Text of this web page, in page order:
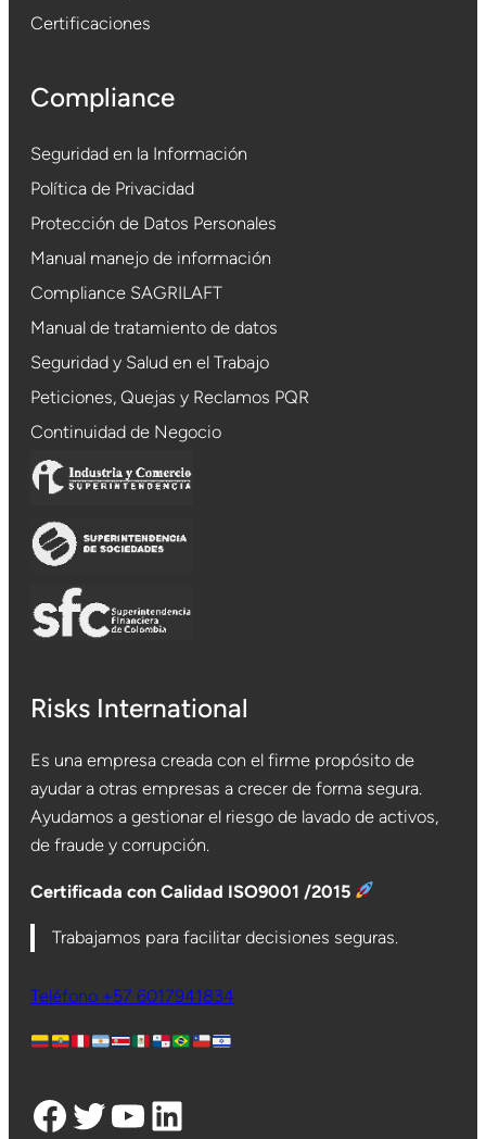
Certificaciones
Compliance
Seguridad en la Información
Política de Privacidad
Protección de Datos Personales
Manual manejo de información
Compliance SAGRILAFT
Manual de tratamiento de datos
Seguridad y Salud en el Trabajo
Peticiones, Quejas y Reclamos PQR
Continuidad de Negocio
Risks International
Es una empresa creada con el firme propósito de
ayudar a otras empresas a crecer de forma segura.
Ayudamos a gestionar el riesgo de lavado de activos,
de fraude y corrupción.
Certificada con Calidad ISO9001 /2015
Trabajamos para facilitar decisiones seguras.
Teléfono +57 6017941834
Facebook Twitter YouTube LinkedIn